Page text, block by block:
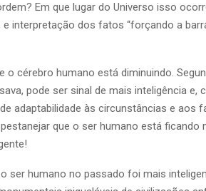
Em que lugar do Universo isso
e interpretação dos fatos “forçando a
cérebro humano está diminuindo.
pode ser sinal de mais inteligência e,
adaptabilidade às circunstâncias e aos
que o ser humano está ficando
ser humano no passado foi mais